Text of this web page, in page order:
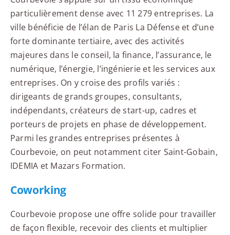
particulièrement dense avec 11 279 entreprises. La
ville bénéficie de l’élan de Paris La Défense et d’une
forte dominante tertiaire, avec des activités
majeures dans le conseil, la finance, l’assurance, le
numérique, l’énergie, l’ingénierie et les services aux
entreprises. On y croise des profils variés :
dirigeants de grands groupes, consultants,
indépendants, créateurs de start-up, cadres et
porteurs de projets en phase de développement.
Parmi les grandes entreprises présentes à
Courbevoie, on peut notamment citer Saint-Gobain,
IDEMIA et Mazars Formation.
Coworking
Courbevoie propose une offre solide pour travailler
de façon flexible, recevoir des clients et multiplier